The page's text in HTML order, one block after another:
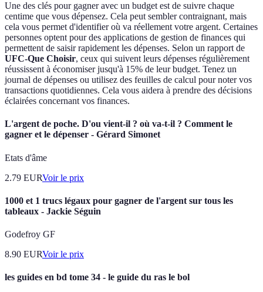
Une des clés pour gagner avec un budget est de suivre chaque
centime que vous dépensez. Cela peut sembler contraignant, mais
cela vous permet d'identifier où va réellement votre argent. Certaines
personnes optent pour des applications de gestion de finances qui
permettent de saisir rapidement les dépenses. Selon un rapport de
UFC-Que Choisir, ceux qui suivent leurs dépenses régulièrement
réussissent à économiser jusqu'à 15% de leur budget. Tenez un
journal de dépenses ou utilisez des feuilles de calcul pour noter vos
transactions quotidiennes. Cela vous aidera à prendre des décisions
éclairées concernant vos finances.
L'argent de poche. D'ou vient-il ? où va-t-il ? Comment le
gagner et le dépenser - Gérard Simonet
Etats d'âme
2.79 EURVoir le prix
1000 et 1 trucs légaux pour gagner de l'argent sur tous les
tableaux - Jackie Séguin
Godefroy GF
8.90 EURVoir le prix
les guides en bd tome 34 - le guide du ras le bol